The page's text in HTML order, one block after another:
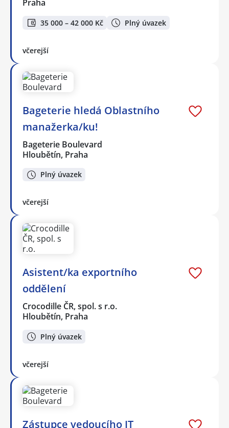
Praha
35 000 – 42 000 Kč Plný úvazek
včerejší
Bageterie hledá Oblastního
manažerka/ku!
Bageterie Boulevard
Hloubětín, Praha
Plný úvazek
včerejší
Asistent/ka exportního
oddělení
Crocodille ČR, spol. s r.o.
Hloubětín, Praha
Plný úvazek
včerejší
Zástupce vedoucího IT